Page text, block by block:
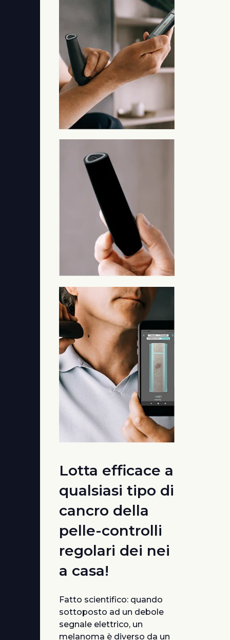
Lotta efficace a
qualsiasi tipo di
cancro della
pelle-controlli
regolari dei nei
a casa!
Fatto scientifico: quando
sottoposto ad un debole
segnale elettrico, un
melanoma è diverso da un